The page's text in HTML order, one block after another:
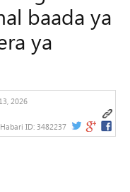
baada ya
ya
2026
Habari ID: 3482237